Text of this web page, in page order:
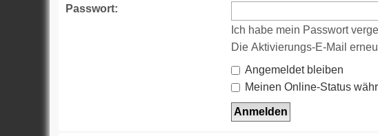
Passwort:
Ich habe mein Passwort
Die Aktivierungs-E-Mail
Angemeldet bleiben
Meinen Online-Status